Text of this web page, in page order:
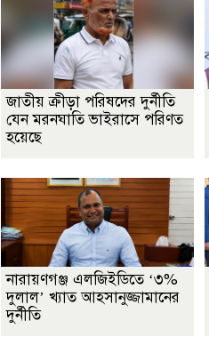
জাতীয় ক্রীড়া পরিষদের দুর্নীতি
যেন মরনঘাতি ভাইরাসে পরিণত
হয়েছে
নারায়ণগঞ্জ এলজিইডিতে ‘৩%
দুলাল’ খ্যাত আহসানুজ্জামানের
দুর্নীতি